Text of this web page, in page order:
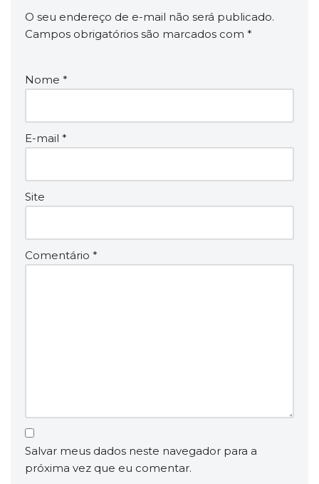
O seu endereço de e-mail não será publicado.
Campos obrigatórios são marcados com *
Nome *
E-mail *
Site
Comentário *
Salvar meus dados neste navegador para a
próxima vez que eu comentar.